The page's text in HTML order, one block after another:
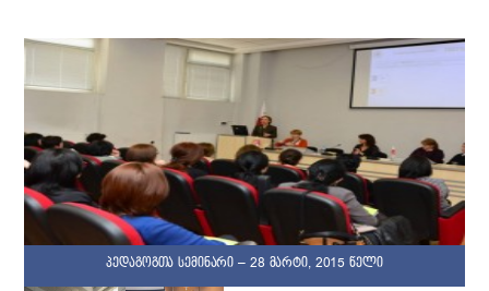
პედაგოგთა სემინარი – 28 მარტი, 2015 წელი